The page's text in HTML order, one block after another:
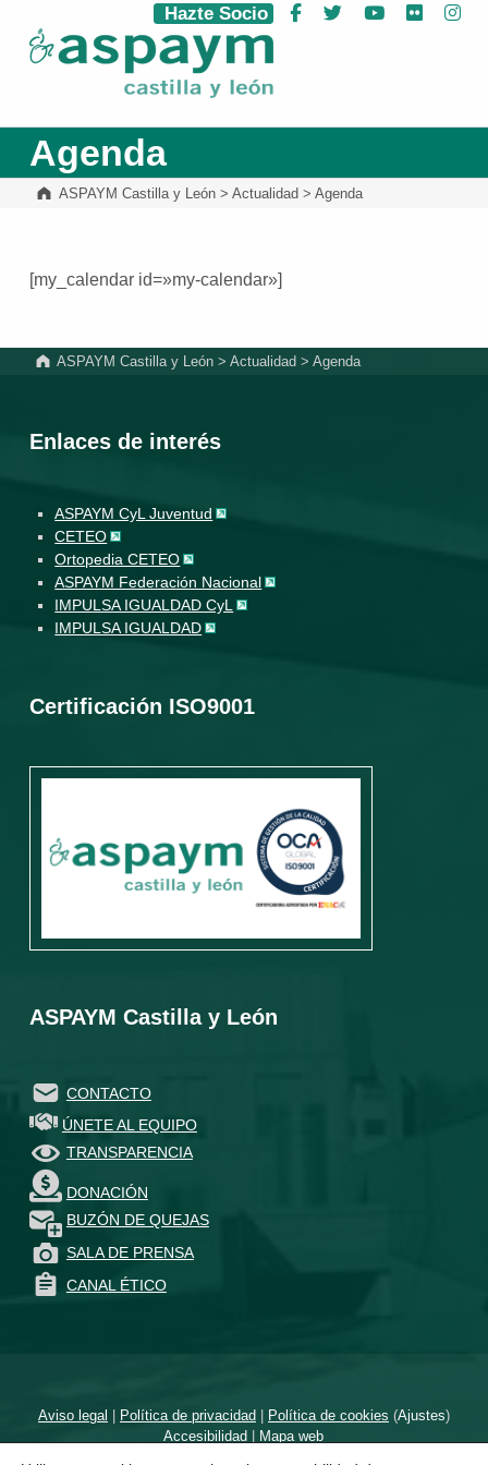
ASPAYM Castilla y León
Hazte Socio Facebook
Twitter YouTube
Flickr
Agenda
ASPAYM Castilla y León> Actualidad > Agenda
[my_calendar id=»my-calendar»]
ASPAYM Castilla y León >Actualidad >Agenda
Enlaces de interés
ASPAYM CyL Juventud
CETEO
Ortopedia CETEO
ASPAYM Federación Nacional
IMPULSA IGUALDAD CyL
IMPULSA IGUALDAD
Certificación ISO9001
ASPAYM Castilla y León
CONTACTO
ÚNETE AL EQUIPO
TRANSPARENCIA
DONACIÓN
BUZÓN DE QUEJAS
SALA DE PRENSA
CANAL ÉTICO
Aviso legal | Política de privacidad| Política de cookies (Ajustes)
Accesibilidad | Mapa web